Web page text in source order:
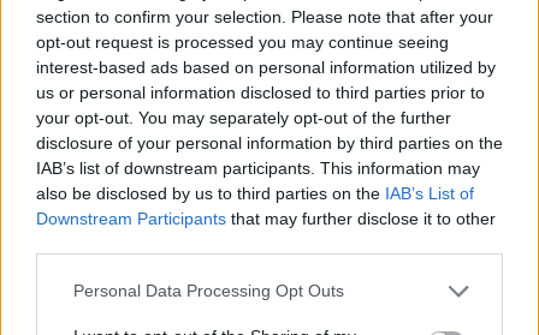
section to confirm your selection. Please note that after your
opt-out request is processed you may continue seeing
interest-based ads based on personal information utilized by
us or personal information disclosed to third parties prior to
your opt-out. You may separately opt-out of the further
disclosure of your personal information by third parties on the
IAB’s list of downstream participants. This information may
also be disclosed by us to third parties on the IAB’s List of
Downstream Participants that may further disclose it to other
Personal Data Processing Opt Outs
βλέποντας όλες τις περιπτώσεις που
συμβαίνουν σήμερα να θέλει να μιμηθεί τις
πράξεις αυτές;